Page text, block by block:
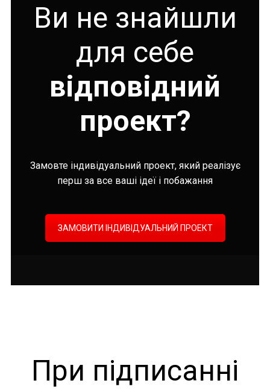
Ви не знайшли
для себе
відповідний
проект?
Замовте індивідуальний проект, який реалізує
перш за все ваші ідеї і побажання
ЗАМОВИТИ ІНДИВІДУАЛЬНИЙ ПРОЕКТ
При підписанні